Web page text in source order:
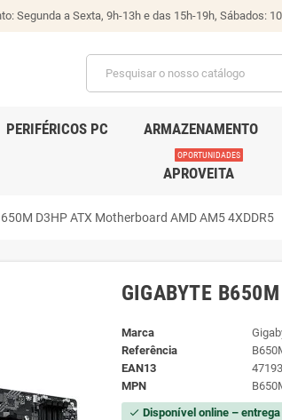
Segunda a Sexta, 9h-13h e das 15h-19h, Sábados:
PERIFÉRICOS PC ARMAZENAMENTO
APROVEITA
OPORTUNIDADES
D3HP ATX Motherboard AMD AM5 4XDDR5
GIGABYTE
Marca
Referência
EAN13
MPN
check Disponível online –